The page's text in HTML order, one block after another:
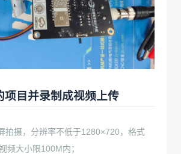
项目并录制成视频上传
拍摄，分辨率不低于1280×720，格式
频大小限100M内；